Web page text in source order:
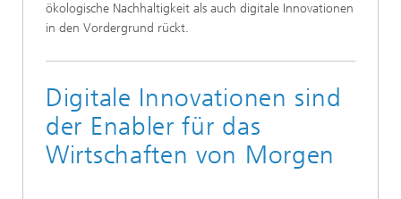
ökologische Nachhaltigkeit als auch digitale Innovationen
in den Vordergrund rückt.
Digitale Innovationen sind
der Enabler für das
Wirtschaften von Morgen